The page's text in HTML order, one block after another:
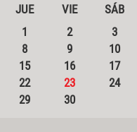
JUE VIE
SÁB
1
2
3
8 9
10
15 16
17
22 23
24
29 30